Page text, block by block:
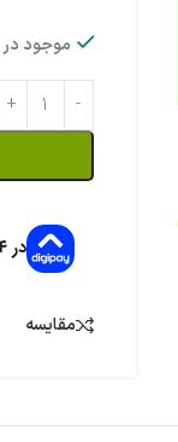
موجود در
در ۴ قسط با دیجی‌پی
مقایسه